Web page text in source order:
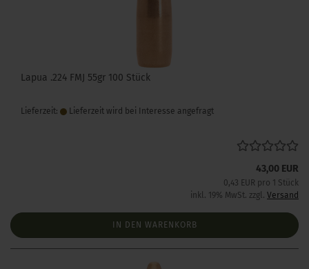
Lapua .224 FMJ 55gr 100 Stück
Lieferzeit: Lieferzeit wird bei Interesse angefragt
43,00 EUR
0,43 EUR pro 1 Stück
inkl. 19% MwSt. zzgl. Versand
IN DEN WARENKORB